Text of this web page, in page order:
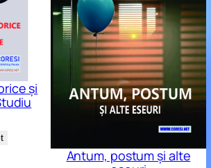
și
Antum, postum și alte